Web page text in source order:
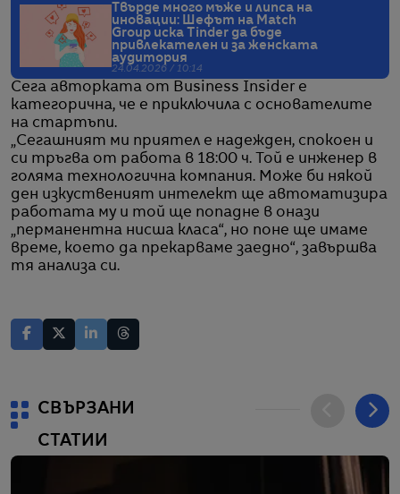
Твърде много мъже и липса на
иновации: Шефът на Match
Group иска Tinder да бъде
привлекателен и за женската
аудитория
24.04.2026 / 10:14
Сега авторката от Business Insider е
категорична, че е приключила с основателите
на стартъпи.
„Сегашният ми приятел е надежден, спокоен и
си тръгва от работа в 18:00 ч. Той е инженер в
голяма технологична компания. Може би някой
ден изкуственият интелект ще автоматизира
работата му и той ще попадне в онази
„перманентна нисша класа“, но поне ще имаме
време, което да прекарваме заедно“, завършва
тя анализа си.
СВЪРЗАНИ
СТАТИИ